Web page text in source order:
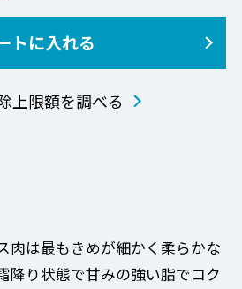
トに入れる
上限額を調べる
肉は最もきめが細かく柔らかな
降り状態で甘みの強い脂でコク